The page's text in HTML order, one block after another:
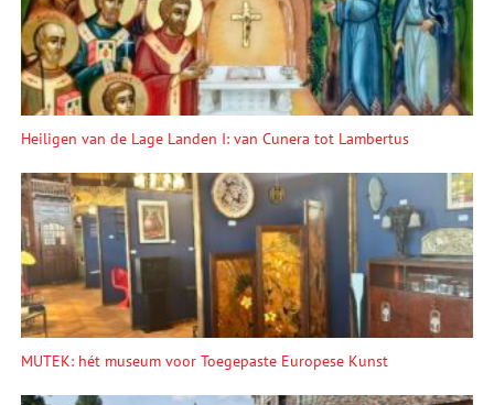
Heiligen van de Lage Landen I: van Cunera tot Lambertus
MUTEK: hét museum voor Toegepaste Europese Kunst